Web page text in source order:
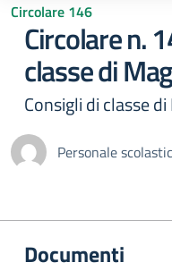
Circolare 146
Circolare n.
classe di
Consigli di classe
Personale
Documenti